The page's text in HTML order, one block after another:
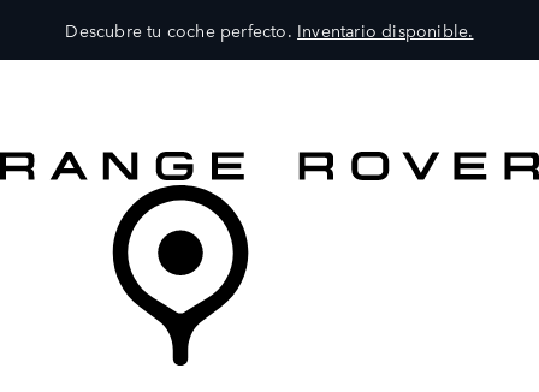
Descubre tu coche perfecto. Inventario disponible.